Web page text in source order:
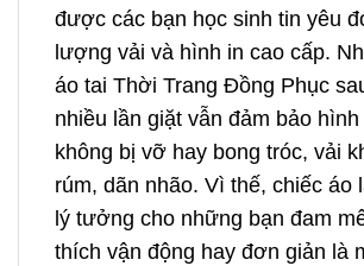
được các bạn học sinh tin yêu
lượng vải và hình in cao cấp.
áo tai Thời Trang Đồng Phục
nhiều lần giặt vẫn đảm bảo
không bị vỡ hay bong tróc, vải
rúm, dãn nhão. Vì thế, chiếc áo
lý tưởng cho những bạn đam
thích vận động hay đơn giản là